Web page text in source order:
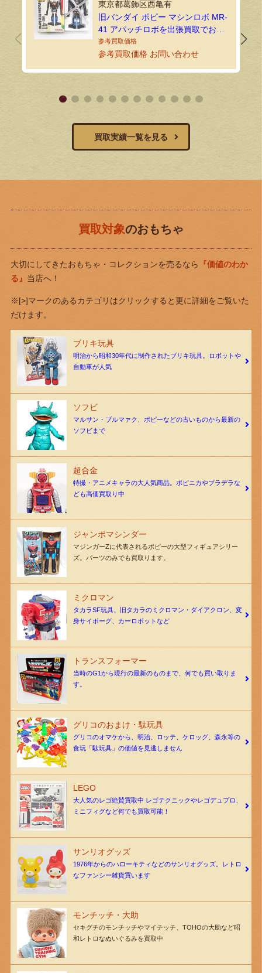
東京都葛飾区西亀有
旧バンダイ ポピー マシンロボ MR-
41 アパッチロボを出張買取でお譲
りいただきました！
参考買取価格 お問い合わせ
買取実績一覧を見る
買取対象のおもちゃ
大切にしてきたおもちゃ・コレクションを売るなら
『価値のわか
る』 当店へ！
※[>]マークのあるカテゴリはクリックすると更に詳細をご覧いた
だけます。
ブリキ玩具
明治から昭和30年代に制作されたブリキ玩具。ロボットや
自動車が人気
ソフビ
マルサン・ブルマァク、ポピーなどの古いものから最新の
ソフビまで
超合金
特撮・アニメキャラの大人気商品。ポピニカやプラデラな
ども高価買取り中
ジャンボマシンダー
マジンガーZに代表されるポピーの大型フィギュアシリー
ズ。パーツのみでも買取ります。
ミクロマン
タカラSF玩具、旧タカラのミクロマン・ダイアクロン、変
身サイボーグ、カーロボットなど
トランスフォーマー
当時のG1から現行の最新のものまで、何でも買い取りま
す。
グリコのおまけ・駄玩具
グリコのオマケから、明治、ロッテ、ケロッグ、森永等の
食玩「駄玩具」の価値を見逃しません
LEGO
大人気のレゴ絶賛買取中 レゴテクニックやレゴデュプロ、
ミニフィグなど何でも買取可能！
サンリオグッズ
1976年からのハローキティなどのサンリオグッズ。レトロ
なファンシー雑貨買います
モンチッチ・大助
セキグチのモンチッチやマイチッチ、TOHOの大助など昭
和レトロなぬいぐるみを買取中